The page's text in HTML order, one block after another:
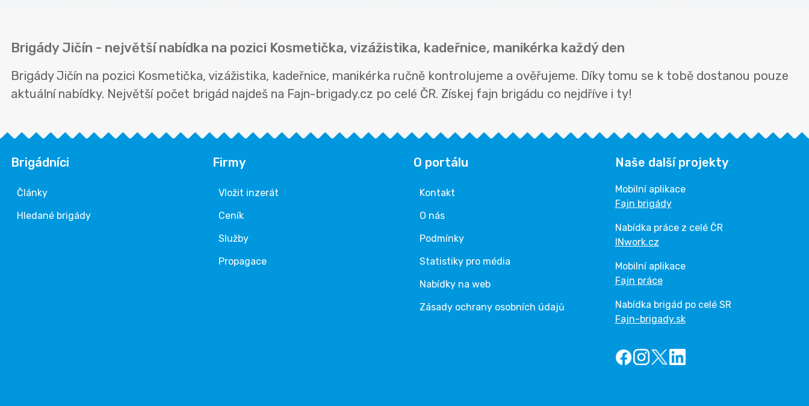
Brigády Jičín - největší nabídka na pozici Kosmetička, vizážistika, kadeřnice, manikérka každý den
Brigády Jičín na pozici Kosmetička, vizážistika, kadeřnice, manikérka ručně kontrolujeme a ověřujeme. Díky tomu se k tobě dostanou pouze
aktuální nabídky. Největší počet brigád najdeš na Fajn-brigady.cz po celé ČR. Získej fajn brigádu co nejdříve i ty!
Brigádníci
Články
Hledané brigády
Firmy
Vložit inzerát
Ceník
Služby
Propagace
O portálu
Kontakt
O nás
Podmínky
Statistiky pro média
Nabídky na web
Zásady ochrany osobních údajů
Naše další projekty
Mobilní aplikace
Fajn brigády
Nabídka práce z celé ČR
INwork.cz
Mobilní aplikace
Fajn práce
Nabídka brigád po celé SR
Fajn-brigady.sk